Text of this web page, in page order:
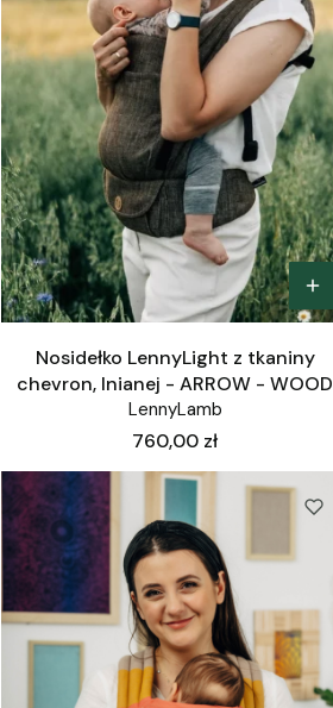
Nosidełko LennyLight z tkaniny
chevron, lnianej - ARROW - WOOD
LennyLamb
Cena
760,00 zł